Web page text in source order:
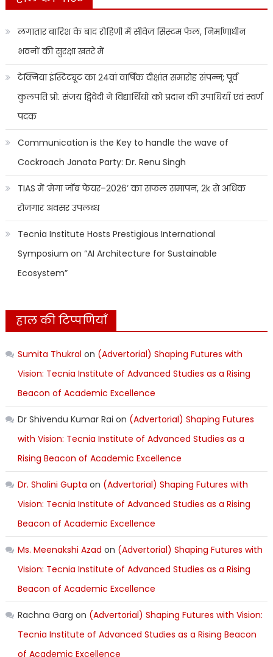
लगातार बारिश के बाद रोहिणी में सीवेज सिस्टम फेल, निर्माणाधीन
भवनों की सुरक्षा खतरे में
टेक्निया इंस्टिट्यूट का 24वां वार्षिक दीक्षांत समारोह संपन्न; पूर्व
कुलपति प्रो. संजय द्विवेदी ने विद्यार्थियों को प्रदान की उपाधियाँ एवं स्वर्ण
पदक
Communication is the Key to handle the wave of
Cockroach Janata Party: Dr. Renu Singh
TIAS में ‘मेगा जॉब फेयर–2026’ का सफल समापन, 2k से अधिक
रोजगार अवसर उपलब्ध
Tecnia Institute Hosts Prestigious International
Symposium on “AI Architecture for Sustainable
Ecosystem”
हाल की टिप्पणियाँ
Sumita Thukral on (Advertorial) Shaping Futures with
Vision: Tecnia Institute of Advanced Studies as a Rising
Beacon of Academic Excellence
Dr Shivendu Kumar Rai on (Advertorial) Shaping Futures
with Vision: Tecnia Institute of Advanced Studies as a
Rising Beacon of Academic Excellence
Dr. Shalini Gupta on (Advertorial) Shaping Futures with
Vision: Tecnia Institute of Advanced Studies as a Rising
Beacon of Academic Excellence
Ms. Meenakshi Azad on (Advertorial) Shaping Futures with
Vision: Tecnia Institute of Advanced Studies as a Rising
Beacon of Academic Excellence
Rachna Garg on (Advertorial) Shaping Futures with Vision:
Tecnia Institute of Advanced Studies as a Rising Beacon
of Academic Excellence